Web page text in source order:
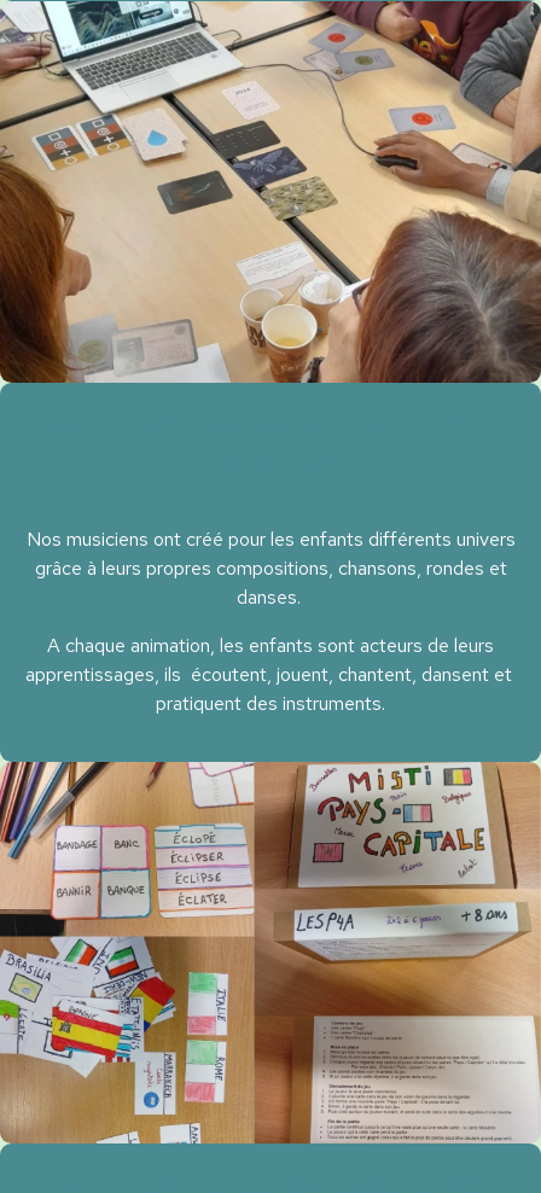
Nos musiciens ont créé pour les enfants différents univers
grâce à leurs propres compositions, chansons, rondes et
danses.
A chaque animation, les enfants sont acteurs de leurs
apprentissages, ils écoutent, jouent, chantent, dansent et
pratiquent des instruments.